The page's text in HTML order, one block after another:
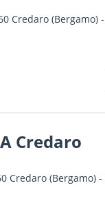
Credaro(Bergamo) -
Credaro
Credaro(Bergamo) -